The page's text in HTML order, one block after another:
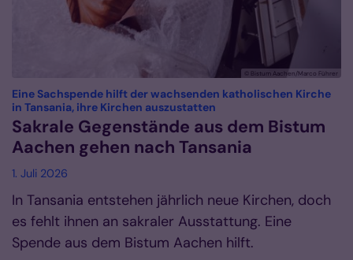
© Bistum Aachen/Marco Führer
Eine Sachspende hilft der wachsenden katholischen Kirche
in Tansania, ihre Kirchen auszustatten
Sakrale Gegenstände aus dem Bistum
Aachen gehen nach Tansania
1. Juli 2026
In Tansania entstehen jährlich neue Kirchen, doch
es fehlt ihnen an sakraler Ausstattung. Eine
Spende aus dem Bistum Aachen hilft.